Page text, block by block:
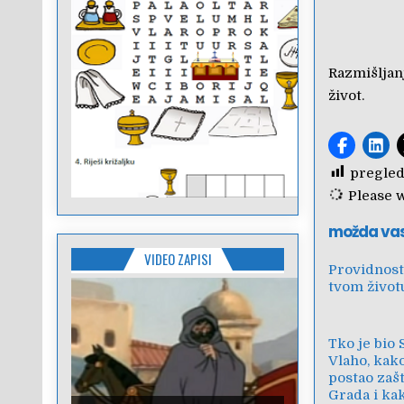
život.
Please
možda
Providnost
tvom
Tko je bio
Vlaho,
postao
Grada i
VIDEO ZAPISI